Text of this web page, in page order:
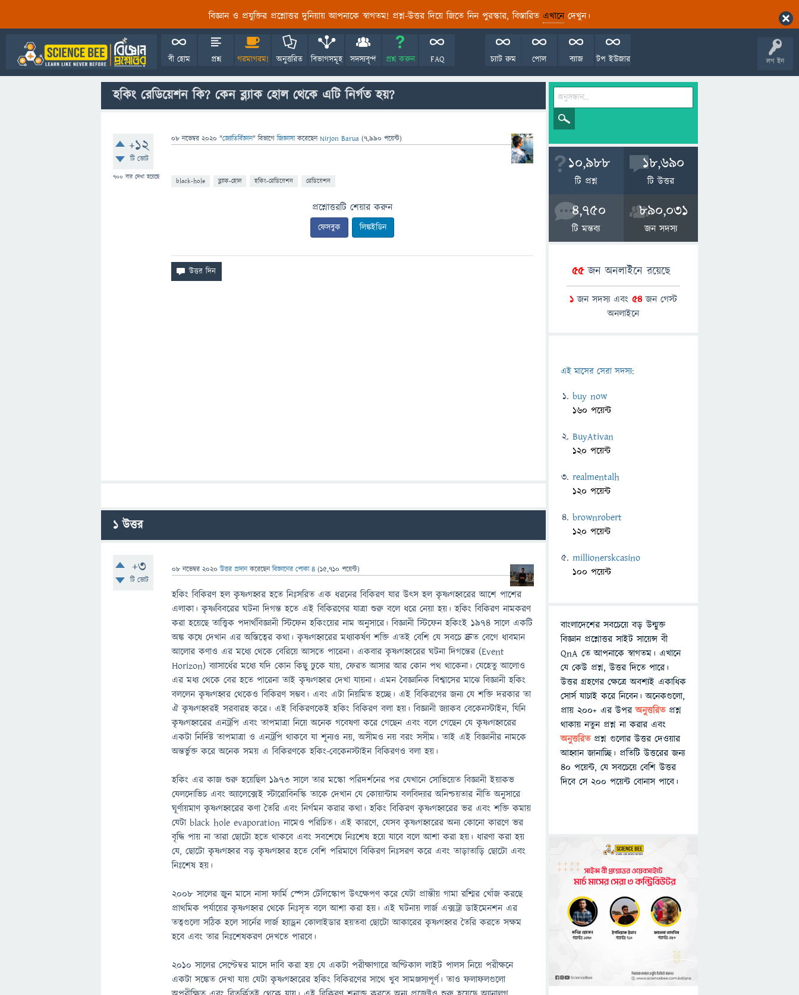
বিজ্ঞান ও প্রযুক্তির প্রশ্নোত্তর দুনিয়ায় আপনাকে স্বাগতম! প্রশ্ন-উত্তর দিয়ে জিতে নিন পুরস্কার, বিস্তারিত এখানেদেখুন।
লগ ইন
বী হোম প্রশ্ন গরমাগরম! অনুত্তরিত বিভাগসমূহ সদস্যবৃন্দ প্রশ্ন করুন FAQ টপ ইউজার
ব্যাজ
পোল
চ্যাট রুম
হকিং রেডিয়েশন কি? কেন ব্ল্যাক হোল থেকে এটি নির্গত হয়?
+12
টি ভোট
700 বার দেখা হয়েছে
08 নভেম্বর 2020 "জ্যোতির্বিজ্ঞান" বিভাগে জিজ্ঞাসাকরেছেনNirjon Barua (7,990 পয়েন্ট)
black-hole ব্ল্যাক-হোল হকিং-রেডিয়েশন রেডিয়েশন
প্রশ্নোত্তরটি শেয়ার করুন
ফেসবুক লিঙ্কইডিন
1উত্তর
+3
টি ভোট
08 নভেম্বর 2020 উত্তর প্রদান করেছেনবিজ্ঞানের পোকা ৪ (15,710 পয়েন্ট)
হকিং বিকিরণ হল কৃষ্ণগহ্বর হতে নিঃসরিত এক ধরনের বিকিরণ যার উৎস হল কৃষ্ণগহ্বরের আশে পাশের
এলাকা। কৃষ্ণবিবরের ঘটনা দিগন্ত হতে এই বিকিরণের যাত্রা শুরু বলে ধরে নেয়া হয়। হকিং বিকিরণ নামকরণ
করা হয়েছে তাত্ত্বিক পদার্থবিজ্ঞানী স্টিফেন হকিংয়ের নাম অনুসারে। বিজ্ঞানী স্টিফেন হকিংই ১৯৭৪ সালে একটি
অঙ্ক কষে দেখান এর অস্তিত্বের কথা। কৃষ্ণগহ্বরের মধ্যাকর্ষণ শক্তি এতই বেশি যে সবচে দ্রুত বেগে ধাবমান
আলোর কণাও এর মধ্যে থেকে বেরিয়ে আসতে পারেনা। একবার কৃষ্ণগহ্বরের ঘটনা দিগন্তের (Event
Horizon) ব্যাসার্ধের মধ্যে যদি কোন কিছু ঢুকে যায়, ফেরত আসার আর কোন পথ থাকেনা। যেহেতু আলোও
এর মধ্য থেকে বের হতে পারেনা তাই কৃষ্ণগহ্বর দেখা যায়না। এমন বৈজ্ঞানিক বিশ্বাসের মাঝে বিজ্ঞানী হকিং
বললেন কৃষ্ণগহ্বর থেকেও বিকিরণ সম্ভব। এবং এটা নিয়মিত হচ্ছে। এই বিকিরণের জন্য যে শক্তি দরকার তা
ঐ কৃষ্ণগহ্বরই সরবারহ করে। এই বিকিরণকেই হকিং বিকিরণ বলা হয়। বিজ্ঞানী জ্যাকব বেকেনস্টাইন, যিনি
কৃষ্ণগহ্বরের এনট্রপি এবং তাপমাত্রা নিয়ে অনেক গবেষণা করে গেছেন এবং বলে গেছেন যে কৃষ্ণগহ্বরের
একটা নির্দিষ্ট তাপমাত্রা ও এনট্রপি থাকবে যা শূন্যও নয়, অসীমও নয় বরং সসীম। তাই এই বিজ্ঞানীর নামকে
অন্তর্ভুক্ত করে অনেক সময় এ বিকিরণকে হকিং-বেকেনস্টাইন বিকিরণও বলা হয়।
হকিং এর কাজ শুরু হয়েছিল ১৯৭৩ সালে তার মস্কো পরিদর্শনের পর যেখানে সোভিয়েত বিজ্ঞানী ইয়াকভ
যেলদোভিচ এবং অ্যালেক্সেই স্টারোবিনস্কি তাকে দেখান যে কোয়ান্টাম বলবিদ্যার অনিশ্চয়তার নীতি অনুসারে
ঘূর্ণায়মাণ কৃষ্ণগহ্বরের কণা তৈরি এবং নির্গমন করার কথা। হকিং বিকিরণ কৃষ্ণগহ্বরের ভর এবং শক্তি কমায়
যেটা black hole evaporation নামেও পরিচিত। এই কারণে, যেসব কৃষ্ণগহ্বরের অন্য কোনো কারণে ভর
বৃদ্ধি পায় না তারা ছোটো হতে থাকবে এবং সবশেষে নিঃশেষ হয়ে যাবে বলে আশা করা হয়। ধারণা করা হয়
যে, ছোটো কৃষ্ণগহ্বর বড় কৃষ্ণগহ্বর হতে বেশি পরিমাণে বিকিরণ নিঃসরণ করে এবং তাড়াতাড়ি ছোটো এবং
নিঃশেষ হয়।
২০০৮ সালের জুন মাসে নাসা ফার্মি স্পেস টেলিস্কোপ উৎক্ষেপণ করে যেটা প্রান্তীয় গামা রশ্মির খোঁজ করছে
প্রাথমিক পর্যায়ের কৃষ্ণগহ্বর থেকে নিঃসৃত বলে আশা করা হয়। এই ঘটনায় লার্জ এক্সট্রা ডাইমেনশন এর
তত্বগুলো সঠিক হলে সার্নের লার্জ হ্যাড্রন কোলাইডার হয়তবা ছোটো আকারের কৃষ্ণগহ্বর তৈরি করতে সক্ষম
হবে এবং তার নিঃশেষকরণ দেখতে পারবে।
২০১০ সালের সেপ্টেম্বর মাসে দাবি করা হয় যে একটা পরীক্ষাগারে অপ্টিকাল লাইট পালস নিয়ে পরীক্ষনে
একটা সঙ্কেত দেখা যায় যেটা কৃষ্ণগহ্বরের হকিং বিকিরণের সাথে খুব সামঞ্জস্যপূর্ণ। তাও ফলাফলগুলো
10,988
টি প্রশ্ন
18,690
টি উত্তর
4,750
টি মন্তব্য
890,031
জন সদস্য
55জন অনলাইনে রয়েছে
1 জন সদস্য এবং 54 জন গেস্ট
অনলাইনে
এই মাসের সেরা সদস্য:
buy now
160 পয়েন্ট
BuyAtivan
120 পয়েন্ট
realmentalh
120 পয়েন্ট
brownrobert
120 পয়েন্ট
millionerskcasino
100 পয়েন্ট
বাংলাদেশের সবচেয়ে বড় উন্মুক্ত
বিজ্ঞান প্রশ্নোত্তর সাইট সায়েন্স বী
QnA তে আপনাকে স্বাগতম। এখানে
যে কেউ প্রশ্ন, উত্তর দিতে পারে।
উত্তর গ্রহণের ক্ষেত্রে অবশ্যই একাধিক
সোর্স যাচাই করে নিবেন। অনেকগুলো,
প্রায় ২০০+ এর উপরঅনুত্তরিতপ্রশ্ন
থাকায় নতুন প্রশ্ন না করার এবং
অনুত্তরিত প্রশ্ন গুলোর উত্তর দেওয়ার
আহ্বান জানাচ্ছি। প্রতিটি উত্তরের জন্য
৪০ পয়েন্ট, যে সবচেয়ে বেশি উত্তর
দিবে সে ২০০ পয়েন্ট বোনাস পাবে।